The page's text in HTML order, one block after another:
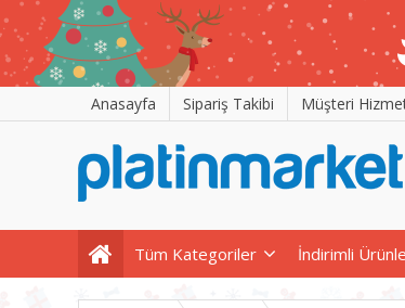
Anasayfa Sipariş Takibi Müşteri
Tüm Kategoriler İndirimli